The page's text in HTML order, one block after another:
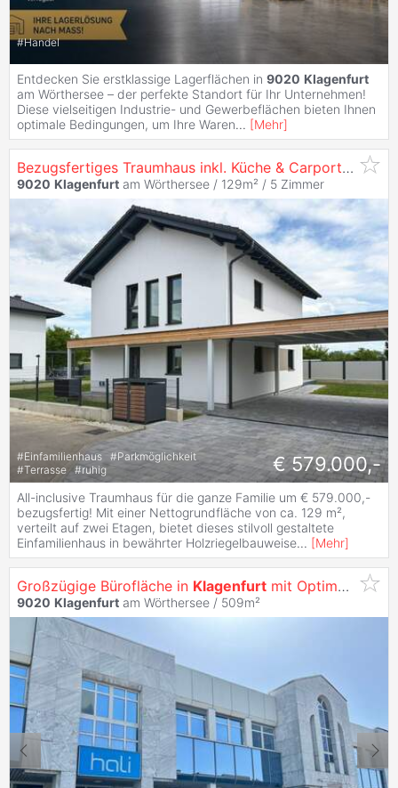
#Handel
Entdecken Sie erstklassige Lagerflächen in 9020 Klagenfurt
am Wörthersee – der perfekte Standort für Ihr Unternehmen!
Diese vielseitigen Industrie- und Gewerbeflächen bieten Ihnen
optimale Bedingungen, um Ihre Waren... [Mehr]
Bezugsfertiges Traumhaus inkl. Küche & Carport - Sommeraktion! I Vorstadtleben
9020 Klagenfurt am Wörthersee / 129m² / 5 Zimmer
#Einfamilienhaus #Parkmöglichkeit
#Terrasse #ruhig € 579.000,-
All-inclusive Traumhaus für die ganze Familie um € 579.000,-
bezugsfertig! Mit einer Nettogrundfläche von ca. 129 m²,
verteilt auf zwei Etagen, bietet dieses stilvoll gestaltete
Einfamilienhaus in bewährter Holzriegelbauweise... [Mehr]
Großzügige Bürofläche in Klagenfurt mit Optimaler Werbewirksamkeit -
9020 Klagenfurt am Wörthersee / 509m²